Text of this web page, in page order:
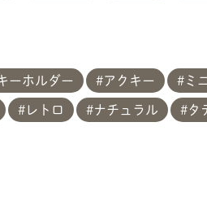
ーホルダー アクキー ミ
レトロ ナチュラル タ